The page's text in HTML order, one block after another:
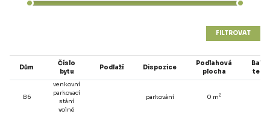
FILTROVAT
Dům
Číslo
bytu
Podlaží Dispozice
Podlahová
plocha
B6
venkovní
parkovací
stání
volné
parkování 0 m2